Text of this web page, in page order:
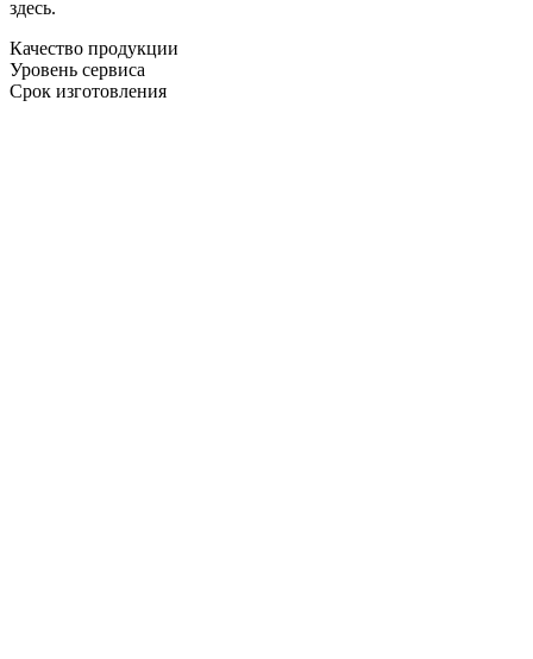
здесь.
Качество продукции
Уровень сервиса
Срок изготовления